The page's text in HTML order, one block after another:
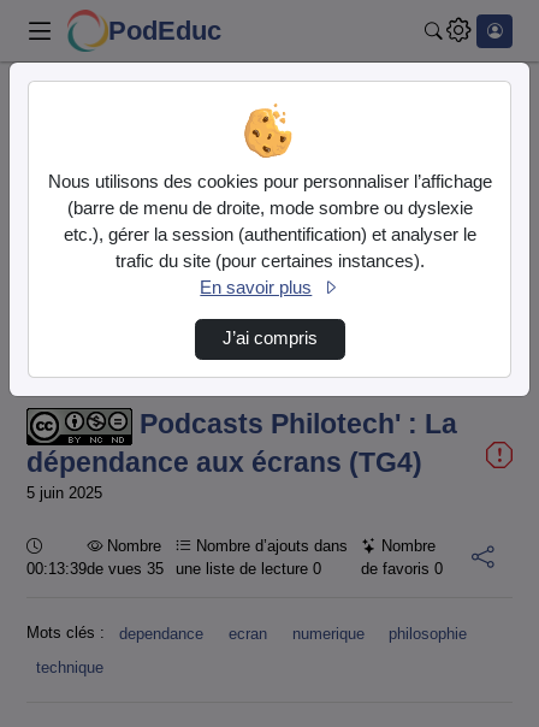
PodEduc
Podcasts Philotech' : La dépendance aux écra…
actuel
00:00:000 / Durée
13:39:161 Chargé
16.46%
dans
l'image
écran
Podcasts Philotech' : La
dépendance aux écrans (TG4)
5 juin 2025
Durée :
00:13:39
Nombre
de vues 35
Nombre d’ajouts dans
une liste de lecture0
Nombre
de favoris 0
Mots clés : dependance ecran numerique
philosophie
technique
Nous utilisons des cookies pour personnaliser l’affichage
(barre de menu de droite, mode sombre ou dyslexie
etc.), gérer la session (authentification) et analyser le
trafic du site (pour certaines instances).
En savoir plus
J’ai compris